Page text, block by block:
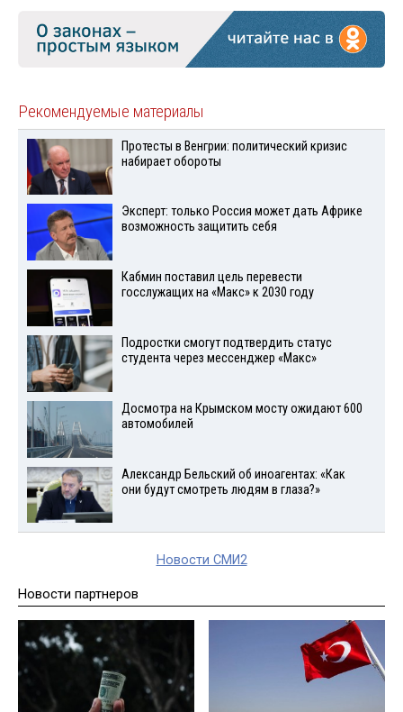
Рекомендуемые материалы
Протесты в Венгрии: политический кризис
набирает обороты
Эксперт: только Россия может дать Африке
возможность защитить себя
Кабмин поставил цель перевести
госслужащих на «Макс» к 2030 году
Подростки смогут подтвердить статус
студента через мессенджер «Макс»
Досмотра на Крымском мосту ожидают 600
автомобилей
Александр Бельский об иноагентах: «Как
они будут смотреть людям в глаза?»
Новости СМИ2
Новости партнеров